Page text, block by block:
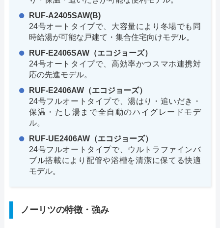
RUF-A2405SAW(B)
24号オートタイプで、大容量により冬場でも同
時給湯が可能な戸建て・集合住宅向けモデル。
RUF-E2406SAW（エコジョーズ）
24号オートタイプで、高効率かつスマホ連携対
応の先進モデル。
RUF-E2406AW（エコジョーズ）
24号フルオートタイプで、湯はり・追いだき・
保温・たし湯まで全自動のハイグレードモデ
ル。
RUF-UE2406AW（エコジョーズ）
24号フルオートタイプで、ウルトラファインバ
ブル搭載により配管や浴槽を清潔に保てる快適
モデル。
ノーリツの特徴・強み